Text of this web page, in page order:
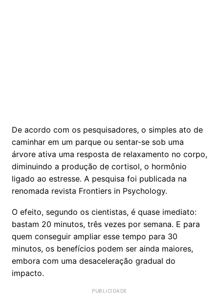
De acordo com os pesquisadores, o simples ato de
caminhar em um parque ou sentar-se sob uma
árvore ativa uma resposta de relaxamento no corpo,
diminuindo a produção de cortisol, o hormônio
ligado ao estresse. A pesquisa foi publicada na
renomada revista Frontiers in Psychology.
O efeito, segundo os cientistas, é quase imediato:
bastam 20 minutos, três vezes por semana. E para
quem conseguir ampliar esse tempo para 30
minutos, os benefícios podem ser ainda maiores,
embora com uma desaceleração gradual do
impacto.